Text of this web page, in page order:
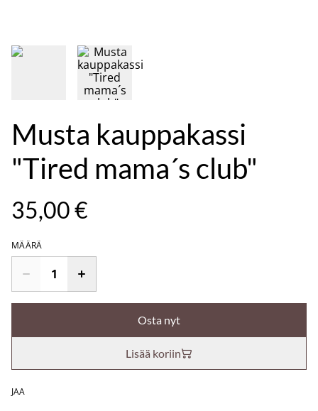
Musta kauppakassi
"Tired mama´s club"
35,00 €
MÄÄRÄ
Osta nyt
Lisää koriin
JAA